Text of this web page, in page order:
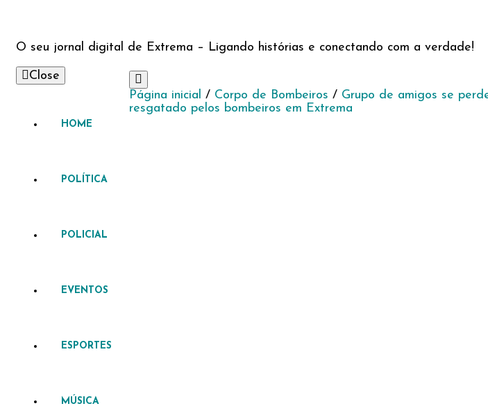
O seu jornal digital de Extrema – Ligando histórias e conectando com a verdade!
Close
HOME
POLÍTICA
POLICIAL
EVENTOS
ESPORTES
MÚSICA
Página inicial / Corpo de Bombeiros / Grupo de amigos se
resgatado pelos bombeiros em Extrema